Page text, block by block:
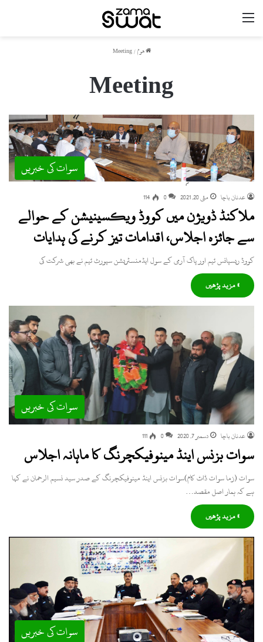
ھوم /
Meeting
Meeting
سوات کی خبریں
عدنان باچا مئی 20, 2021 0
114
ملاکنڈ ڈویژن میں کووڈ ویکسینیشن کے حوالے
سے جائزہ اجلاس، اقدامات تیز کرنے کی ہدایات
کووڈ ریسپانس ٹیم اور پاک آرمی کے سول ایڈمنسٹریشن سپورٹ ٹیم نے بھی شرکت کی
» مزید پڑھیں
سوات کی خبریں
عدنان باچا دسمبر 7, 2020 0
111
سوات بزنس اینڈ مینوفیکچرنگ کا ماہانہ اجلاس
سوات (زما سوات ڈاٹ کام)سوات بزنس اینڈ مینوفیکچرنگ کے صدر سید نسیم الرحمان نے کہا
ہے کہ ہمار اصل مقصد…
» مزید پڑھیں
سوات کی خبریں